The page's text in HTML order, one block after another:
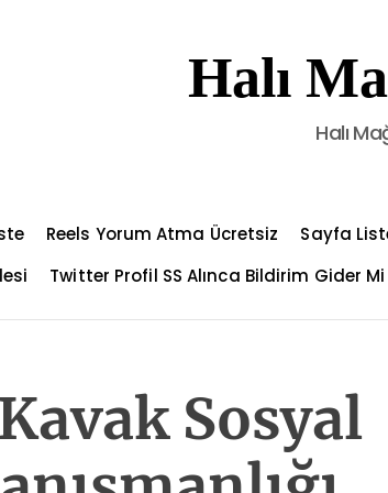
Halı
Halı
Reels Yorum Atma Ücretsiz Sayfa
Twitter Profil SS Alınca Bildirim Gider Mi
Sosyal